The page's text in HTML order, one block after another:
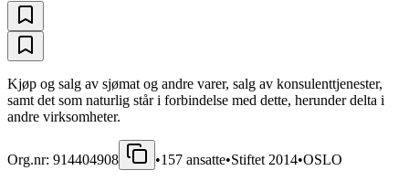
Kjøp og salg av sjømat og andre varer, salg av konsulenttjenester,
samt det som naturlig står i forbindelse med dette, herunder delta i
andre virksomheter.
Org.nr: 914404908 •157 ansatte•Stiftet 2014•OSLO